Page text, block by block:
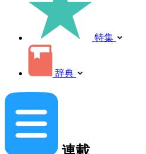
特集
辞典